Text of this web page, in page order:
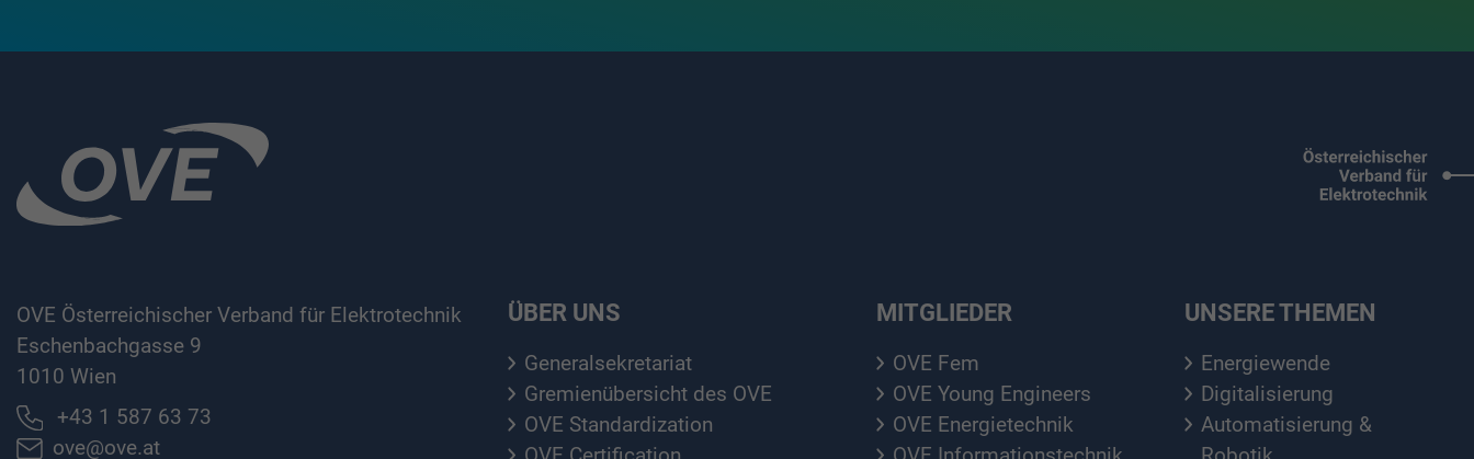
OVE Österreichischer Verband für Elektrotechnik
Eschenbachgasse 9
1010 Wien
+43 1 587 63 73
ove@ove.at
ÜBER UNS
Generalsekretariat
Gremienübersicht des OVE
OVE Standardization
MITGLIEDER
OVE Fem
OVE Young Engineers
OVE Energietechnik
UNSERE THEMEN
Energiewende
Digitalisierung
Automatisierung &